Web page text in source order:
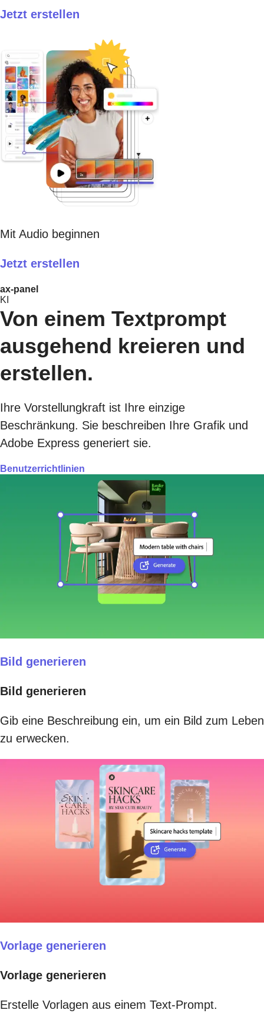
Jetzt erstellen​
Mit Audio beginnen
Jetzt erstellen​
ax-panel
KI
Von einem Textprompt
ausgehend kreieren und
erstellen.
Ihre Vorstellungkraft ist Ihre einzige
Beschränkung. Sie beschreiben Ihre Grafik und
Adobe Express generiert sie.
Benutzerrichtlinien
Bild generieren
Bild generieren
Gib eine Beschreibung ein, um ein Bild zum Leben
zu erwecken.
Vorlage generieren
Vorlage generieren
Erstelle Vorlagen aus einem Text-Prompt.